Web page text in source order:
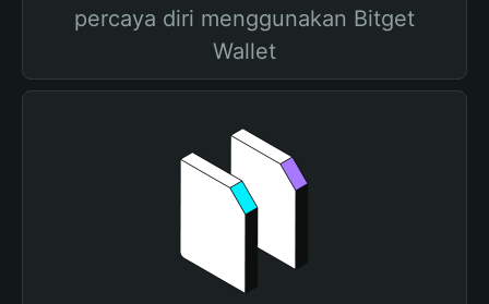
percaya diri menggunakan Bitget
Wallet